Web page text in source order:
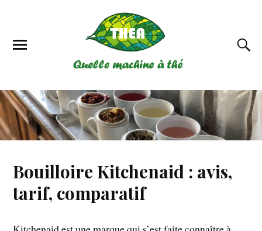
Bouilloire Kitchenaid : avis,
tarif, comparatif